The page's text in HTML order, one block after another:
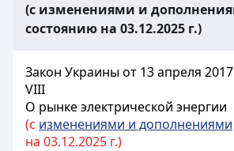
(с изменениями и
состоянию на 03.12.2025 г.)
Закон Украины от 13 апреля
VIII
О рынке электрической энергии
(с изменениями и дополнениями
на 03.12.2025 г.)